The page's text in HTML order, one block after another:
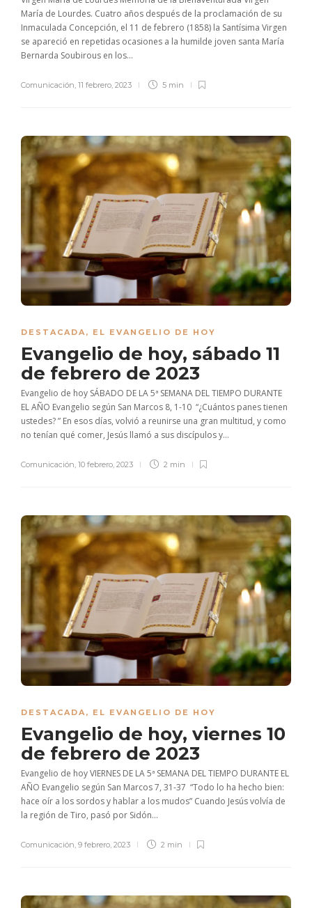
María de Lourdes. Cuatro años después de la proclamación de su
Inmaculada Concepción, el 11 de febrero (1858) la Santísima Virgen
se apareció en repetidas ocasiones a la humilde joven santa María
Bernarda Soubirous en los...
Comunicación 11 febrero, 2023 5 min
DESTACADA, EL EVANGELIO DE HOY
Evangelio de hoy, sábado 11
de febrero de 2023
Evangelio de hoy SÁBADO DE LA 5ª SEMANA DEL TIEMPO DURANTE
EL AÑO Evangelio según San Marcos 8, 1-10 “¿Cuántos panes tienen
ustedes? ” En esos días, volvió a reunirse una gran multitud, y como
no tenían qué comer, Jesús llamó a sus discípulos y...
Comunicación, 10 febrero, 2023 2 min
DESTACADA , EL EVANGELIO DE HOY
Evangelio de hoy, viernes 10
de febrero de 2023
Evangelio de hoy VIERNES DE LA 5ª SEMANA DEL TIEMPO DURANTE EL
AÑO Evangelio según San Marcos 7, 31-37 “Todo lo ha hecho bien:
hace oír a los sordos y hablar a los mudos” Cuando Jesús volvía de
la región de Tiro, pasó por Sidón...
Comunicación 9 febrero, 2023 2 min